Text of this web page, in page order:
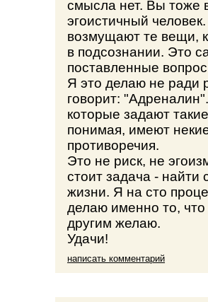
смысла нет. Вы тоже
эгоистичный
возмущают те вещи,
в подсознании. Это
поставленные
Я это делаю не ради
говорит:
которые задают
понимая, имеют
противоречия.
Это не риск, не
стоит задача - найти
жизни. Я на сто
делаю именно то,
другим желаю.
Удачи!
написать комментарий